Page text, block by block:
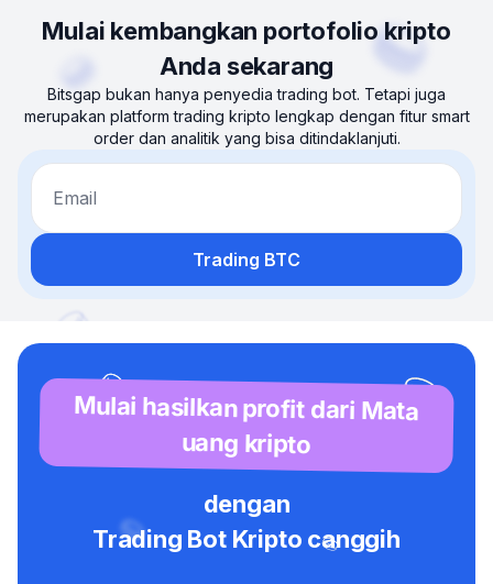
Mulai kembangkan portofolio kripto
Anda sekarang
Bitsgap bukan hanya penyedia trading bot. Tetapi juga
merupakan platform trading kripto lengkap dengan fitur smart
order dan analitik yang bisa ditindaklanjuti.
Email
Trading BTC
Mulai hasilkan profit dari Mata
uang kripto
dengan
Trading Bot Kripto canggih